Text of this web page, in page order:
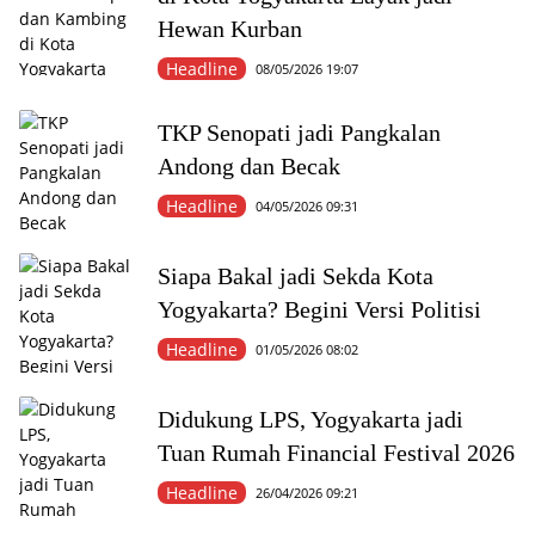
Hewan Kurban
Headline 08/05/2026 19:07
TKP Senopati jadi Pangkalan
Andong dan Becak
Headline 04/05/2026 09:31
Siapa Bakal jadi Sekda Kota
Yogyakarta? Begini Versi Politisi
Headline 01/05/2026 08:02
Didukung LPS, Yogyakarta jadi
Tuan Rumah Financial Festival 2026
Headline 26/04/2026 09:21